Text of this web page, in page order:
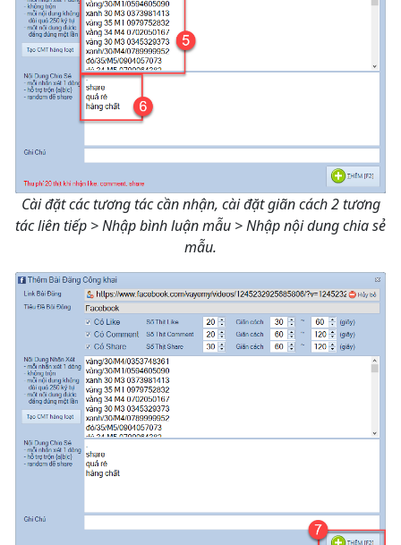
Cài đặt các tương tác cần nhận, cài đặt giãn cách 2 tương
tác liên tiếp > Nhập bình luận mẫu > Nhập nội dung chia sẻ
mẫu.